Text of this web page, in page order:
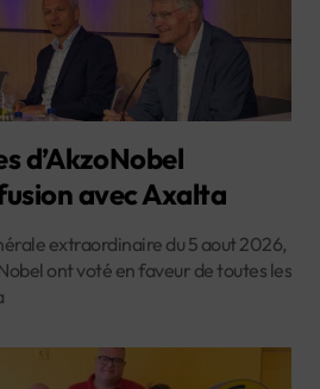
d’AkzoNobel
avec Axalta
extraordinaire du 5 aout 2026,
ont voté en faveur de toutes les